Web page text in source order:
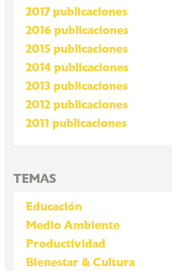
2017 publicaciones
2016 publicaciones
2015 publicaciones
2014 publicaciones
2013 publicaciones
2012 publicaciones
2011 publicaciones
TEMAS
Educación
Medio Ambiente
Productividad
Bienestar & Cultura